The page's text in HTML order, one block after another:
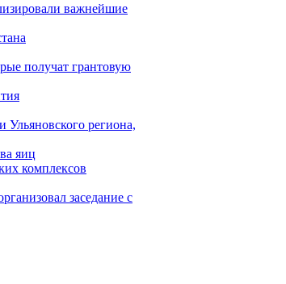
важнейшие
получат грантовую
региона,
яиц
комплексов
заседание с